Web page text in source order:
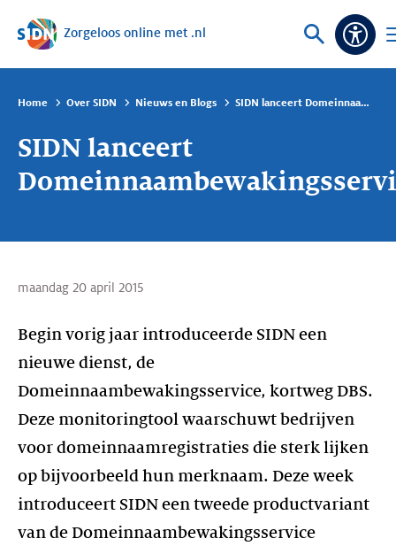
Sla navigatie over
Zorgeloos online met .nl
Vraag
Home Over SIDN Nieuws en Blogs SIDN lanceert Domeinnaambewakingsservice
SIDN lanceert
maandag 20 april 2015
Begin vorig jaar introduceerde SIDN een
nieuwe dienst, de
Domeinnaambewakingsservice, kortweg DBS.
Deze monitoringtool waarschuwt bedrijven
voor domeinnaamregistraties die sterk lijken
op bijvoorbeeld hun merknaam. Deze week
introduceert SIDN een tweede productvariant
van de Domeinnaambewakingsservice